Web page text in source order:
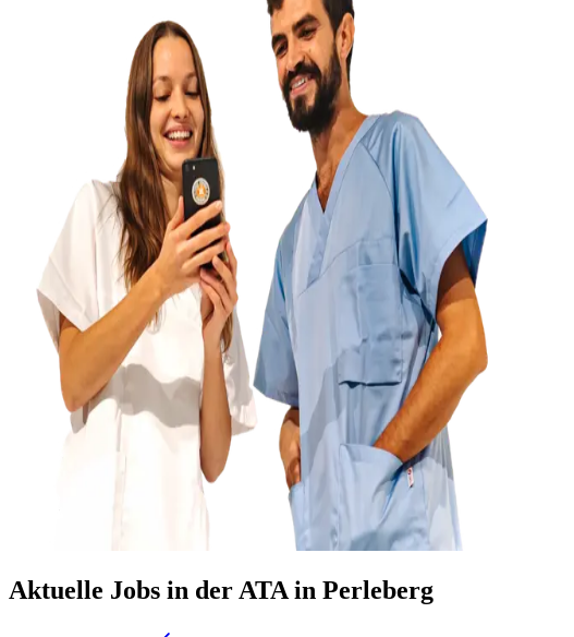
Aktuelle Jobs in der ATA in Perleberg